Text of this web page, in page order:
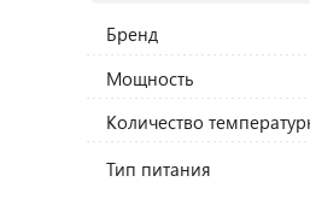
Бренд
Мощность
Количество
Тип питания